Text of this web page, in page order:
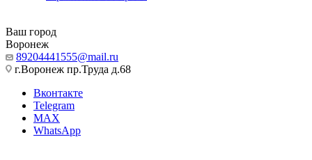
Ваш город
Воронеж
89204441555@mail.ru
г.Воронеж пр.Труда д.68
Вконтакте
Telegram
MAX
WhatsApp